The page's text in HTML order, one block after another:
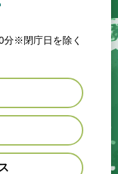
分※閉庁日を除く